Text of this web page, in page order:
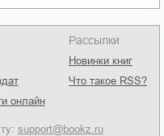
онлайн
Рассылки
Новинки книг
Что такое RSS?
support@bookz.ru